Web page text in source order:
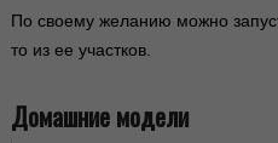
По своему желанию можно
то из ее участков.
Домашние модели